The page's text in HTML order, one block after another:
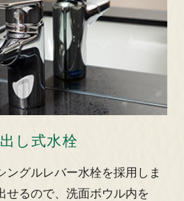
し式水栓
ングルレバー水栓を採用しま
せるので、洗面ボウル内を